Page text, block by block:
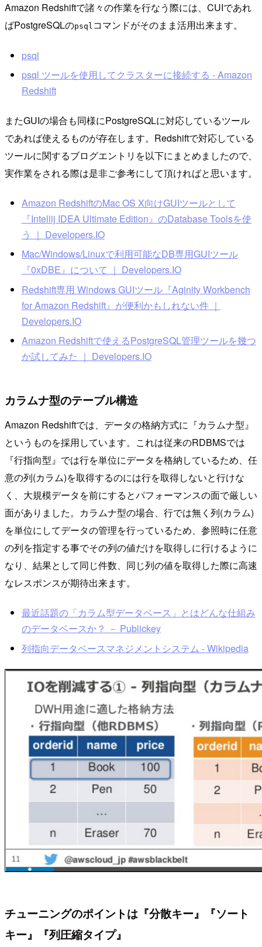
Amazon Redshiftで諸々の作業を行なう際には、CUIであれ
ばPostgreSQLのpsql コマンドがそのまま活用出来ます。
psql
psql ツールを使用してクラスターに接続する - Amazon
Redshift
またGUIの場合も同様にPostgreSQLに対応しているツール
であれば使えるものが存在します。Redshiftで対応している
ツールに関するブログエントリを以下にまとめましたので、
実作業をされる際は是非ご参考にして頂ければと思います。
Amazon RedshiftのMac OS X向けGUIツールとして
『Intellij IDEA Ultimate Edition』のDatabase Toolsを使
う ｜ Developers.IO
Mac/Windows/Linuxで利用可能なDB専用GUIツール
『0xDBE』について ｜ Developers.IO
Redshift専用 Windows GUIツール『Aginity Workbench
for Amazon Redshift』が便利かもしれない件 ｜
Developers.IO
Amazon Redshiftで使えるPostgreSQL管理ツールを幾つ
か試してみた ｜ Developers.IO
カラムナ型のテーブル構造
Amazon Redshiftでは、データの格納方式に『カラムナ型』
というものを採用しています。これは従来のRDBMSでは
『行指向型』では行を単位にデータを格納しているため、任
意の列(カラム)を取得するのには行を取得しないと行けな
く、大規模データを前にするとパフォーマンスの面で厳しい
面がありました。カラムナ型の場合、行では無く列(カラム)
を単位にしてデータの管理を行っているため、参照時に任意
の列を指定する事でその列の値だけを取得しに行けるように
なり、結果として同じ件数、同じ列の値を取得した際に高速
なレスポンスが期待出来ます。
最近話題の「カラム型データベース」とはどんな仕組み
のデータベースか？ － Publickey
列指向データベースマネジメントシステム - Wikipedia
チューニングのポイントは『分散キー』『ソート
キー』『列圧縮タイプ』